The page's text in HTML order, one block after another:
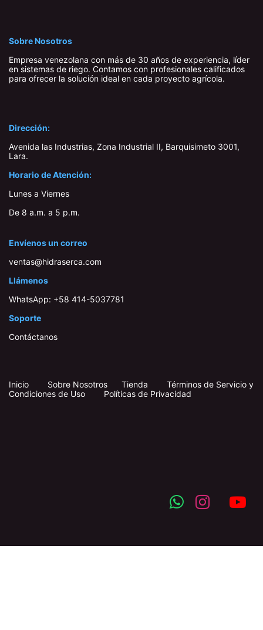
Sobre Nosotros
Empresa venezolana con más de 30 años de experiencia, líder
en sistemas de riego. Contamos con profesionales calificados
para ofrecer la solución ideal en cada proyecto agrícola.
Dirección:
Avenida las Industrias, Zona Industrial II, Barquisimeto 3001,
Lara​.
Horario de Atención:
Lunes a Viernes
De 8 a.m. a 5 p.m.
Envíenos un correo
ventas@hidraserca.com
Llámenos
WhatsApp: +58 414-503778​1
Soporte
Contáctanos
Inicio Sobre Nosotros Tienda
Términos de Servicio y
Condiciones de Uso
Políticas de Privacidad